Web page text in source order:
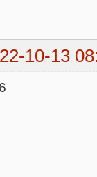
10-13